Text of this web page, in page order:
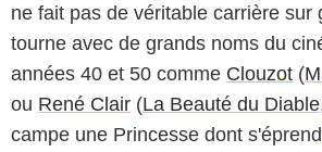
ne fait pas de véritable carrière sur
tourne avec de grands noms du
années 40 et 50 comme Clouzot (
ou René Clair (La Beauté du Diable
campe une Princesse dont s'éprend